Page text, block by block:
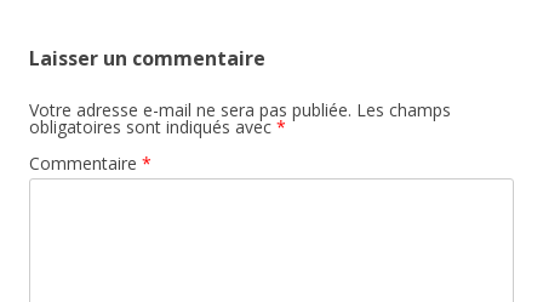
Laisser un commentaire
Votre adresse e-mail ne sera pas publiée. Les champs
obligatoires sont indiqués avec *
Commentaire *